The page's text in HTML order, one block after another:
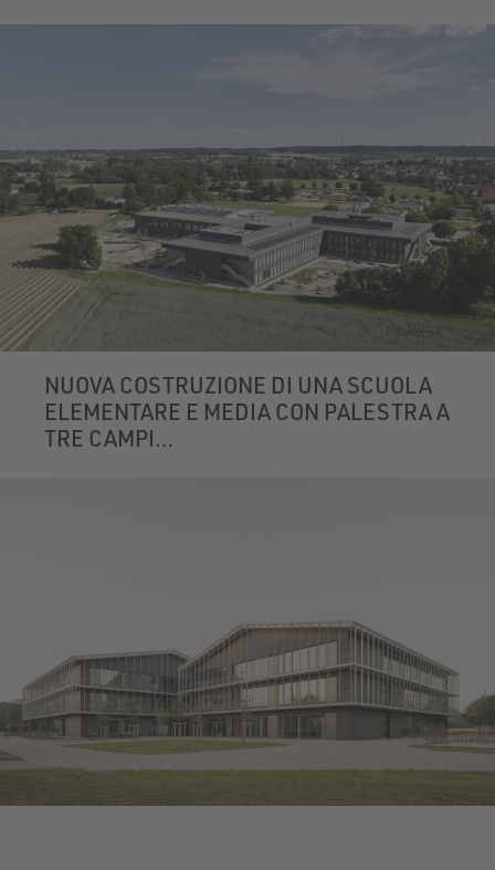
NUOVA COSTRUZIONE DI UNA SCUOLA
ELEMENTARE E MEDIA CON PALESTRA A
TRE CAMPI